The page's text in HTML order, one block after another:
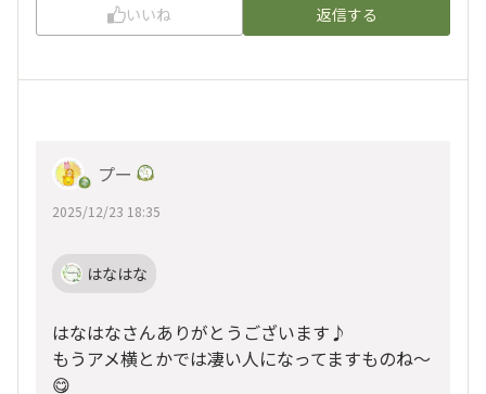
いいね 返信する
プー
2025/12/23 18:35
はなはな
はなはなさんありがとうございます♪
もうアメ横とかでは凄い人になってますものね〜
😋